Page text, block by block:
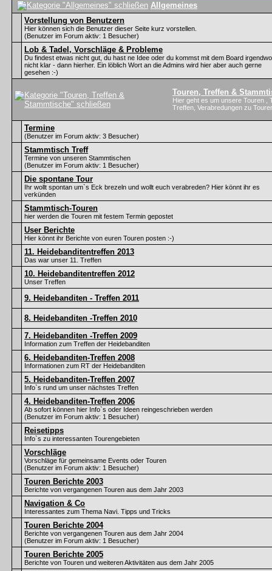
Allgemeines
Vorstellung von Benutzern
Hier können sich die Benutzer dieser Seite kurz vorstellen.
(Benutzer im Forum aktiv: 1 Besucher)
Lob & Tadel, Vorschläge & Probleme
Du findest etwas nicht gut, du hast ne Idee oder du kommst mit dem Board irgendwo
nicht klar - dann hierher. Ein löblich Wort an die Admins wird hier aber auch gerne
gesehen :-)
Touren, Treffen &
Hier geht es um unsere Touren ,
Treffen, Verabredungen zu
Termine
(Benutzer im Forum aktiv: 3 Besucher)
Stammtisch Treff
Termine von unseren Stammtischen
(Benutzer im Forum aktiv: 1 Besucher)
Die spontane Tour
Ihr wollt spontan um`s Eck brezeln und wollt euch verabreden? Hier könnt ihr es
verkünden
Stammtisch-Touren
hier werden die Touren mit festem Termin gepostet
User Berichte
Hier könnt ihr Berichte von euren Touren posten :-)
11. Heidebanditentreffen 2013
Das war unser 11. Treffen
10. Heidebanditentreffen 2012
Unser Treffen
9. Heidebanditen - Treffen 2011
8. Heidebanditen -Treffen 2010
7. Heidebanditen -Treffen 2009
Information zum Treffen der Heidebanditen
6. Heidebanditen-Treffen 2008
Informationen zum RT der Heidebanditen
5. Heidebanditen-Treffen 2007
Info`s rund um unser nächstes Treffen
4. Heidebanditen-Treffen 2006
Ab sofort können hier Info`s oder Ideen reingeschrieben werden
(Benutzer im Forum aktiv: 1 Besucher)
Reisetipps
Info`s zu interessanten Tourengebieten
Vorschläge
Vorschläge für gemeinsame Events oder Touren
(Benutzer im Forum aktiv: 1 Besucher)
Touren Berichte 2003
Berichte von vergangenen Touren aus dem Jahr 2003
Navigation & Co
Interessantes zum Thema Navi. Tipps und Tricks
Touren Berichte 2004
Berichte von vergangenen Touren aus dem Jahr 2004
(Benutzer im Forum aktiv: 1 Besucher)
Touren Berichte 2005
Berichte von Touren und weiteren Aktivitäten aus dem Jahr 2005